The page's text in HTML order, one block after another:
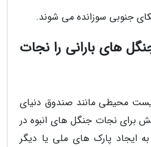
جنوبی سوزانده می شوند.
های بارانی را نجات
محیطی مانند صندوق دنیای
نجات جنگل های انبوه در
ایجاد پارک های ملی یا دیگر